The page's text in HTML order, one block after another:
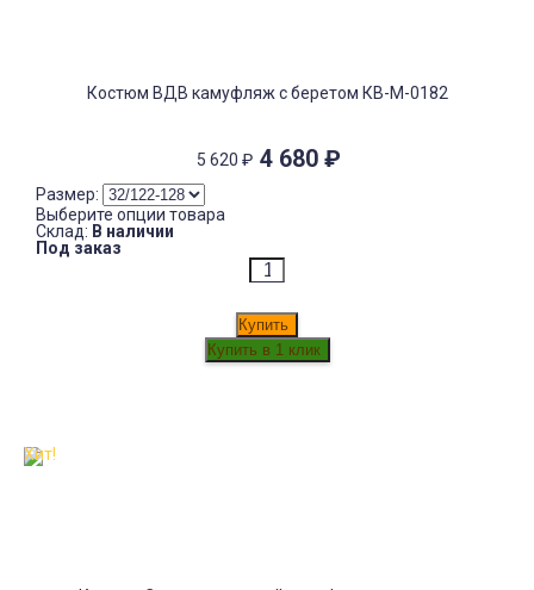
Костюм ВДВ камуфляж с беретом КВ-М-0182
5 620 ₽ 4 680 ₽
Размер:
Выберите опции товара
Склад: В наличии
Под заказ
Купить
Хит!